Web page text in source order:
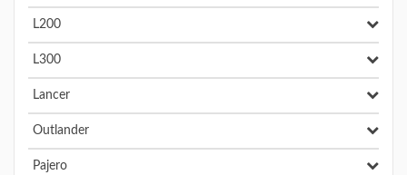
L200
L300
Lancer
Outlander
Pajero